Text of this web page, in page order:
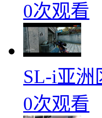
0次观看
SL-i亚洲
0次观看